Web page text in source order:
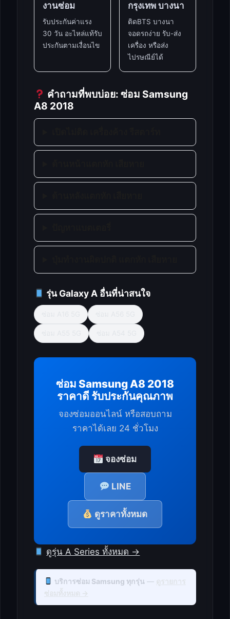
งานซ่อม
รับประกันค่าแรง
30 วัน อะไหล่แท้รับ
ประกันตามเงื่อนไข
กรุงเทพ บางนา
ติดBTS บางนา
จอดรถง่าย รับ-ส่ง
เครื่อง หรือส่ง
ไปรษณีย์ได้
คำถามที่พบบ่อย: ซ่อม Samsung
A8 2018
รุ่น Galaxy A อื่นที่น่าสนใจ
ซ่อม Samsung A8 2018
ราคาดี รับประกันคุณภาพ
จองซ่อมออนไลน์ หรือสอบถาม
ราคาได้เลย 24 ชั่วโมง
จองซ่อม
LINE
ดูราคาทั้งหมด
ดูรุ่น A Series ทั้งหมด →
บริการซ่อม Samsung ทุกรุ่น —